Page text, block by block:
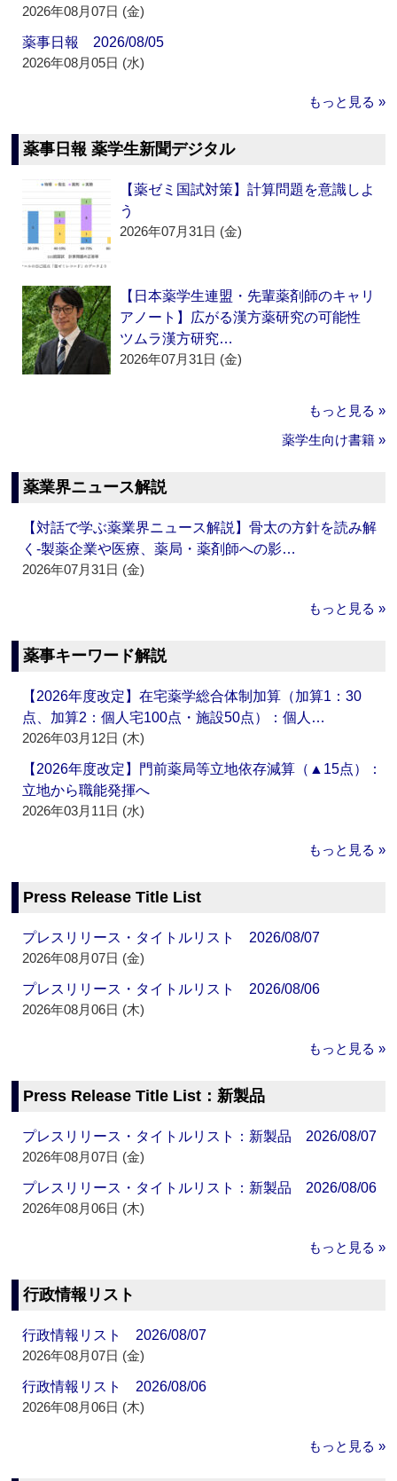
2026年08月07日 (金)
薬事日報 2026/08/05
2026年08月05日 (水)
もっと見る »
薬事日報 薬学生新聞デジタル
【薬ゼミ国試対策】計算問題を意識しよ
う
2026年07月31日 (金)
【日本薬学生連盟・先輩薬剤師のキャリ
アノート】広がる漢方薬研究の可能性
ツムラ漢方研究…
2026年07月31日 (金)
もっと見る »
薬学生向け書籍 »
薬業界ニュース解説
【対話で学ぶ薬業界ニュース解説】骨太の方針を読み解
く‐製薬企業や医療、薬局・薬剤師への影…
2026年07月31日 (金)
もっと見る »
薬事キーワード解説
【2026年度改定】在宅薬学総合体制加算（加算1：30
点、加算2：個人宅100点・施設50点）：個人…
2026年03月12日 (木)
【2026年度改定】門前薬局等立地依存減算（▲15点）：
立地から職能発揮へ
2026年03月11日 (水)
もっと見る »
Press Release Title List
プレスリリース・タイトルリスト 2026/08/07
2026年08月07日 (金)
プレスリリース・タイトルリスト 2026/08/06
2026年08月06日 (木)
もっと見る »
Press Release Title List：新製品
プレスリリース・タイトルリスト：新製品 2026/08/07
2026年08月07日 (金)
プレスリリース・タイトルリスト：新製品 2026/08/06
2026年08月06日 (木)
もっと見る »
行政情報リスト
行政情報リスト 2026/08/07
2026年08月07日 (金)
行政情報リスト 2026/08/06
2026年08月06日 (木)
もっと見る »